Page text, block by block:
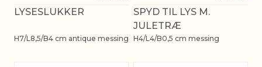
LYSESLUKKER
H7/L8,5/B4 cm antique messing
SPYD TIL LYS M.
JULETRÆ
H4/L4/B0,5 cm messing